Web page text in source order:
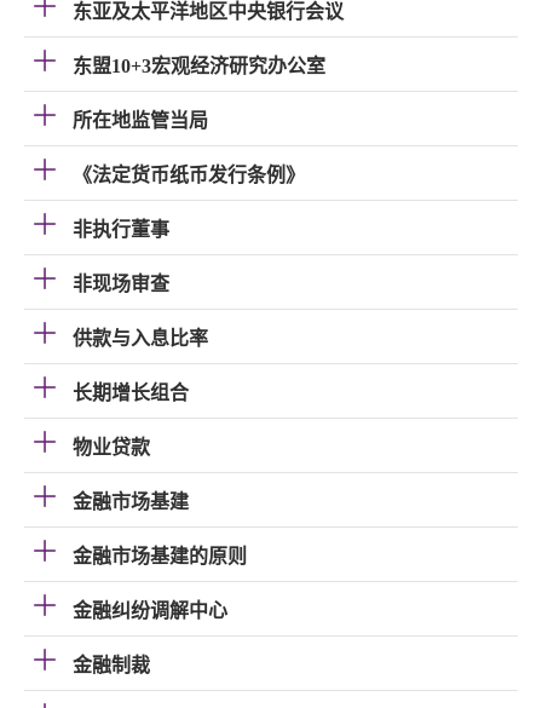
东亚及太平洋地区中央银行会议
东盟10+3宏观经济研究办公室
所在地监管当局
《法定货币纸币发行条例》
非执行董事
非现场审查
供款与入息比率
长期增长组合
物业贷款
金融市场基建
金融市场基建的原则
金融纠纷调解中心
金融制裁